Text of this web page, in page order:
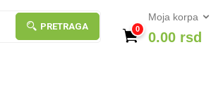
PRETRAGA 0
Moja korpa
0.00 rsd